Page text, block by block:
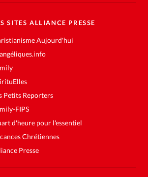
SITES ALLIANCE PRESSE
Aujourd'hui
Petits Reporters
FIPS
d'heure pour l'essentiel
Chrétiennes
Presse